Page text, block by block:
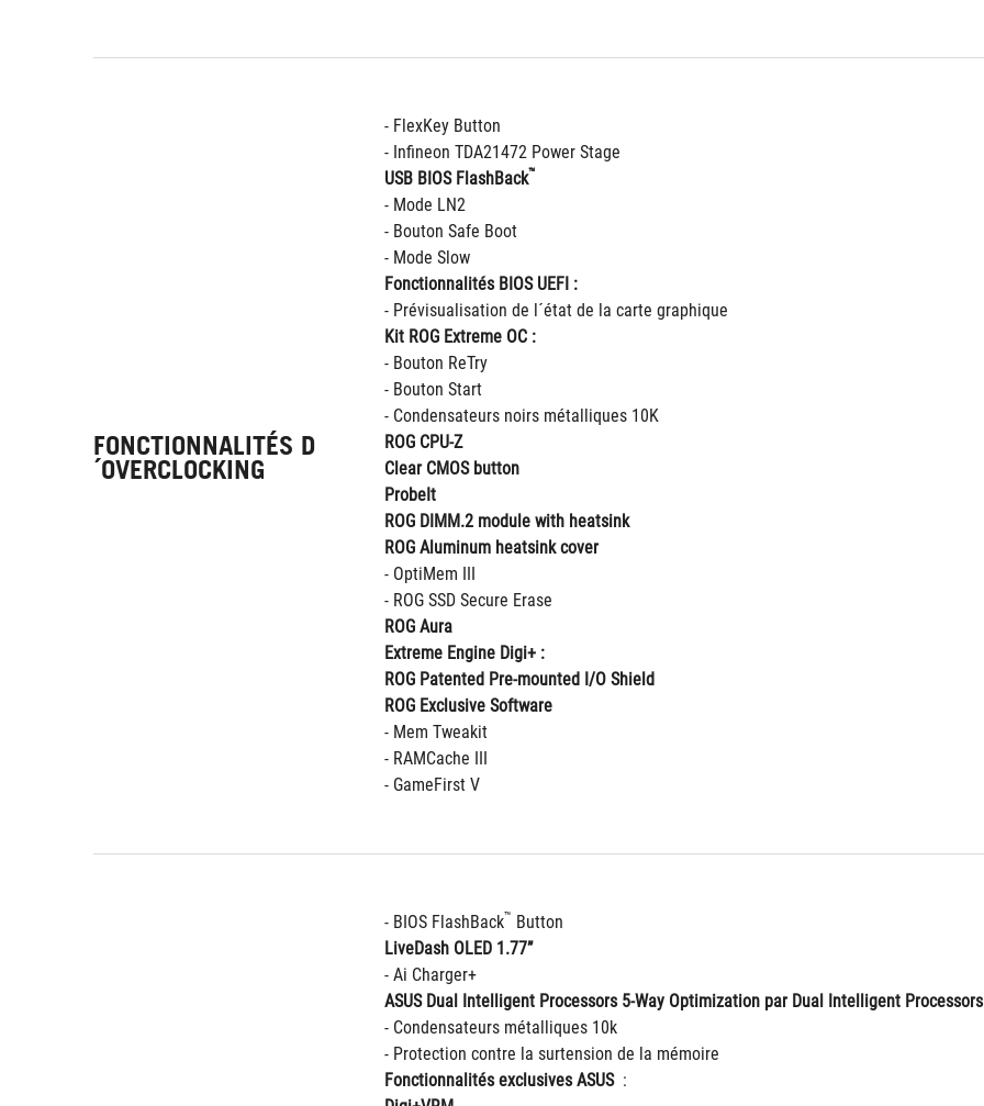
FONCTIONNALITÉS D
´OVERCLOCKING
- FlexKey Button
- Infineon TDA21472 Power Stage
USB BIOS FlashBack™
- Mode LN2
- Bouton Safe Boot
- Mode Slow
Fonctionnalités BIOS UEFI :
- Prévisualisation de l´état de la carte graphique
Kit ROG Extreme OC :
- Bouton ReTry
- Bouton Start
- Condensateurs noirs métalliques 10K
ROG CPU-Z
Clear CMOS button
ProbeIt
ROG DIMM.2 module with heatsink
ROG Aluminum heatsink cover
- OptiMem III
- ROG SSD Secure Erase
ROG Aura
Extreme Engine Digi+ :
ROG Patented Pre-mounted I/O Shield
ROG Exclusive Software
- Mem Tweakit
- RAMCache III
- GameFirst V
- BIOS FlashBack™ Button
LiveDash OLED 1.77”
- Ai Charger+
ASUS Dual Intelligent Processors 5-Way Optimization par Dual Intelligent
- Condensateurs métalliques 10k
- Protection contre la surtension de la mémoire
Fonctionnalités exclusives ASUS :